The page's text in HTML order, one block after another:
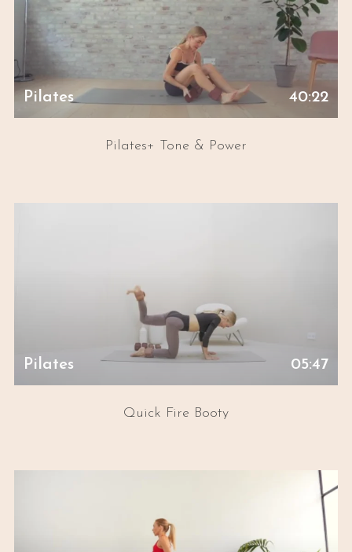
Pilates 40:22
Pilates+ Tone & Power
Pilates 05:47
Quick Fire Booty